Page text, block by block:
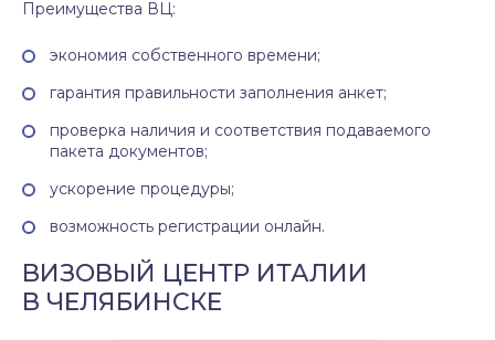
Преимущества ВЦ:
экономия собственного времени;
гарантия правильности заполнения анкет;
проверка наличия и соответствия подаваемого
пакета документов;
ускорение процедуры;
возможность регистрации онлайн.
ВИЗОВЫЙ ЦЕНТР ИТАЛИИ
В ЧЕЛЯБИНСКЕ